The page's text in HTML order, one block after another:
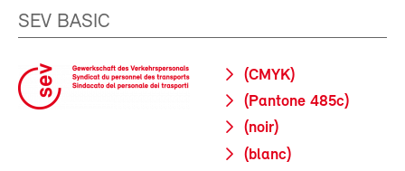
SEV BASIC
(CMYK)
(Pantone 485c)
(noir)
(blanc)